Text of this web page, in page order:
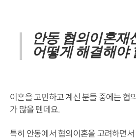
안동 협의이혼재
어떻게 해결해야
이혼을 고민하고 계신 분들 중에는 협
가 많을 텐데요.
특히 안동에서 협의이혼을 고려하면